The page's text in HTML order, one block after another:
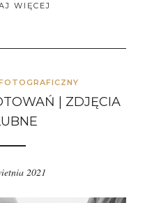
WIĘCEJ
| ZDJĘCIA
2021